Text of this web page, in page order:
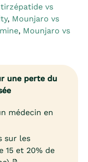
tirzépatide vs
, Mounjaro vs
, Mounjaro vs
une perte du
médecin en
sur les
15 et 20% de